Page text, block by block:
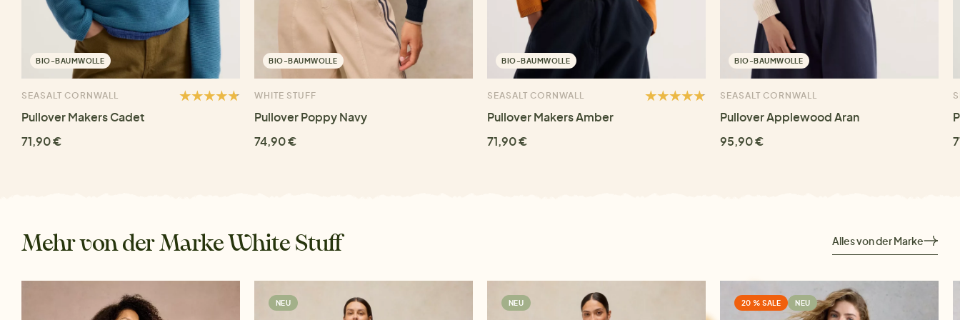
BIO-BAUMWOLLE
SEASALT CORNWALL
Pullover Makers Cadet
71,90 €
BIO-BAUMWOLLE
WHITE STUFF
Pullover Poppy Navy
74,90 €
BIO-BAUMWOLLE
SEASALT CORNWALL
Pullover Makers Amber
71,90 €
BIO-BAUMWOLLE
SEASALT CORNWALL
Pullover Applewood Aran
95,90 €
Mehr von der Marke White Stuff Alles von der Marke
NEU NEU 20 % SALE NEU